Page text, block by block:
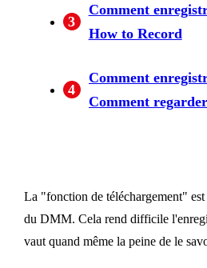
3
Comment
How to Record
4
Comment
Comment
La "fonction de téléchargement"
du DMM. Cela rend difficile
vaut quand même la peine de le